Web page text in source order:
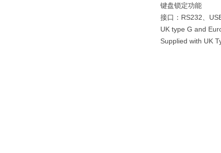
键盘锁定功能
接口：RS232、
UK type G and
Supplied with UK